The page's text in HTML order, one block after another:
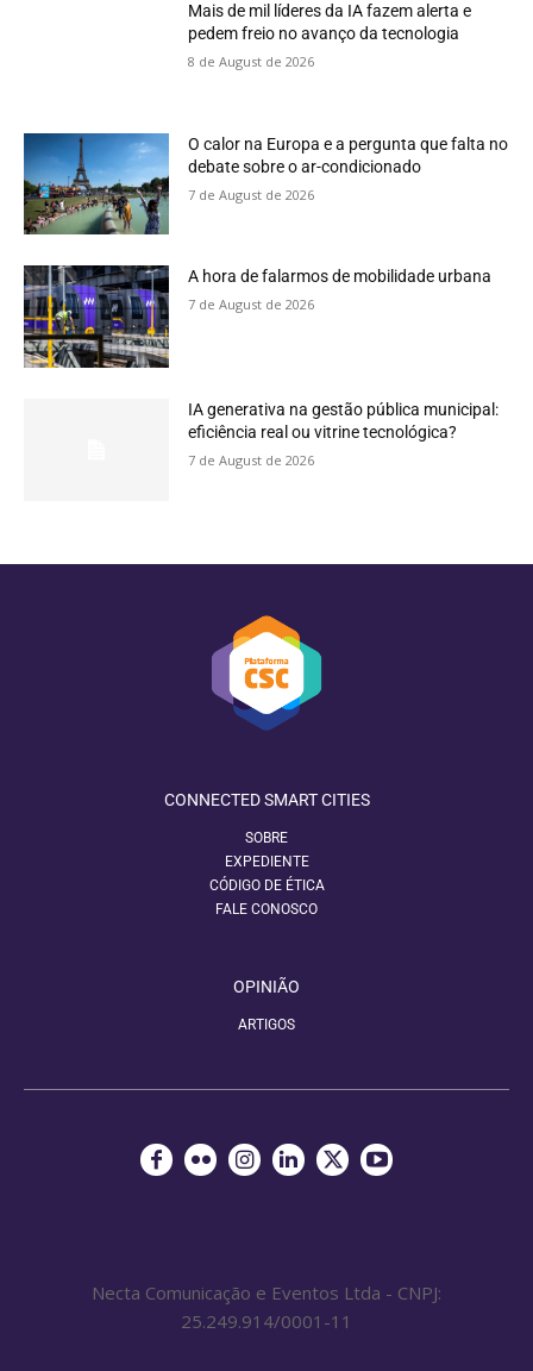
Mais de mil líderes da IA fazem alerta e
pedem freio no avanço da tecnologia
8 de August de 2026
O calor na Europa e a pergunta que falta no
debate sobre o ar-condicionado
7 de August de 2026
A hora de falarmos de mobilidade urbana
7 de August de 2026
IA generativa na gestão pública municipal:
eficiência real ou vitrine tecnológica?
7 de August de 2026
CONNECTED SMART CITIES
SOBRE
EXPEDIENTE
CÓDIGO DE ÉTICA
FALE CONOSCO
OPINIÃO
ARTIGOS
Necta Comunicação e Eventos Ltda - CNPJ:
25.249.914/0001-11